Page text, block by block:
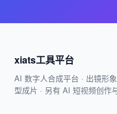
xiats工具平台
AI 数字人合成平台 · 出镜形
型成片 · 另有 AI 短视频创作